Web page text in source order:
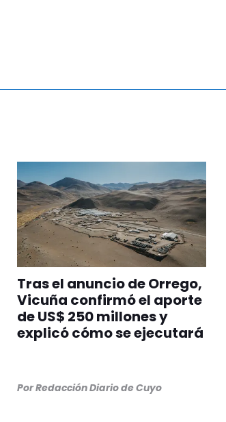
Tras el anuncio de Orrego,
Vicuña confirmó el aporte
de US$ 250 millones y
explicó cómo se ejecutará
PorRedacción Diario de Cuyo